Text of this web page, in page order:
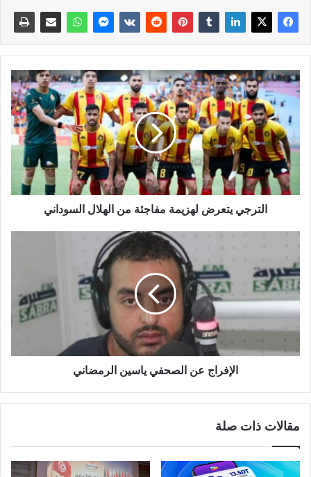
الترجي يتعرض لهزيمة مفاجئة من الهلال السوداني
الإفراج عن الصحفي ياسين الرمضاني
مقالات ذات صلة